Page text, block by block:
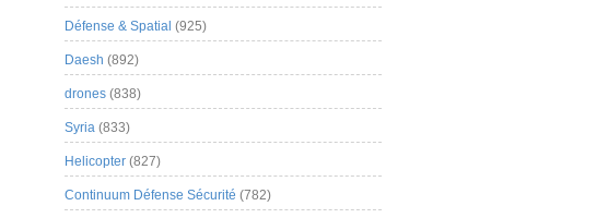
Défense & Spatial (925)
Daesh (892)
drones (838)
Syria (833)
Helicopter (827)
Continuum Défense Sécurité (782)